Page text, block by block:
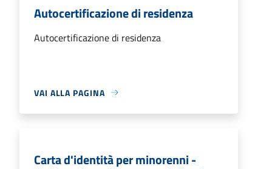
Autocertificazione di residenza
Autocertificazione di residenza
VAI ALLA PAGINA
Carta d'identità per minorenni -